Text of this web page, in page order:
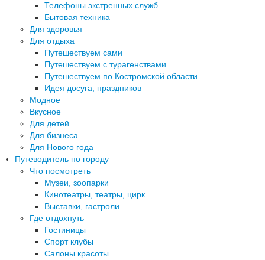
Телефоны экстренных служб
Бытовая техника
Для здоровья
Для отдыха
Путешествуем сами
Путешествуем с турагенствами
Путешествуем по Костромской области
Идея досуга, праздников
Модное
Вкусное
Для детей
Для бизнеса
Для Нового года
Путеводитель по городу
Что посмотреть
Музеи, зоопарки
Кинотеатры, театры, цирк
Выставки, гастроли
Где отдохнуть
Гостиницы
Спорт клубы
Салоны красоты